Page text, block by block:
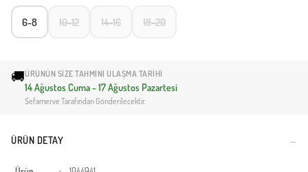
6-8 10-12 14-16 18-20
🚚ÜRÜNÜN SIZE TAHMINI ULAŞMA TARIHI
14 Ağustos Cuma - 17 Ağustos Pazartesi
Sefamerve Tarafından Gönderilecektir.
ÜRÜN DETAY